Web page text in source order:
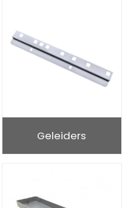
Geleiders